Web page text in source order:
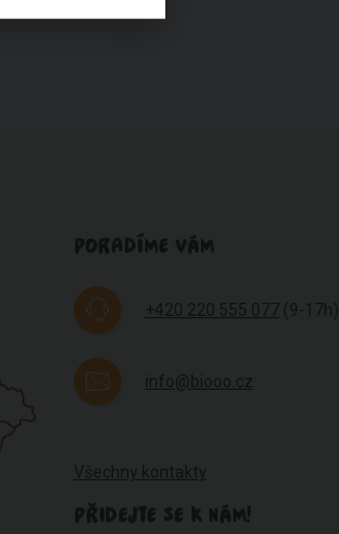
PORADÍME VÁM
+420 220 555 077(9-17h)
info@biooo.cz
Všechny kontakty
PŘIDEJTE SE K NÁM!